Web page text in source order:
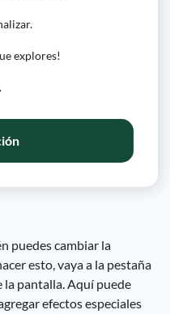
explores!
puedes cambiar la
esto, vaya a la pestaña
la pantalla. Aquí puede
efectos especiales